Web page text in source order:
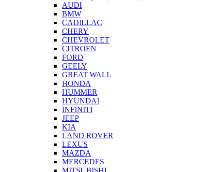
AUDI
BMW
CADILLAC
CHERY
CHEVROLET
CITROEN
FORD
GEELY
GREAT WALL
HONDA
HUMMER
HYUNDAI
INFINITI
JEEP
KIA
LAND ROVER
LEXUS
MAZDA
MERCEDES